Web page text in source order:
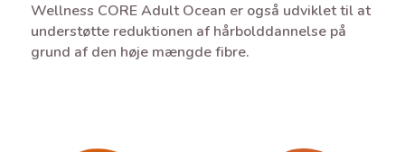
Wellness CORE Adult Ocean er også udviklet til at
understøtte reduktionen af hårbolddannelse på
grund af den høje mængde fibre.